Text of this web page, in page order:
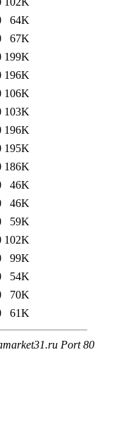
64K
67K
199K
196K
106K
103K
196K
195K
186K
46K
46K
59K
102K
99K
54K
70K
61K
Port 80